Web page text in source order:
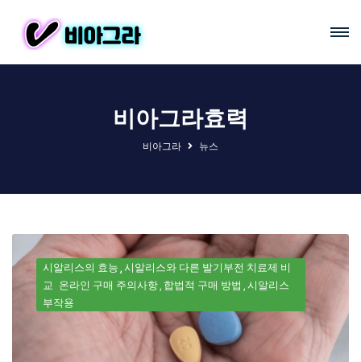
비아그라효력
비아그라 뉴스
시알리스의 효능 시알리스와 다른 발기부전 치료제 비
교 온라인 구매 주의사항 합법적 구매 방법 시알리스
부작용